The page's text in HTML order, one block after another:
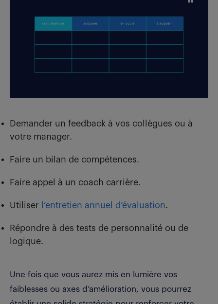
Demander un feedback à vos collègues ou à
votre manager.
Faire un bilan de compétences.
Faire appel à un coach carrière.
Utiliser l’entretien annuel d’évaluation.
Répondre à des tests de personnalité ou de
logique.
Une fois que vous aurez mis en lumière vos
faiblesses ou axes d’amélioration, vous pourrez